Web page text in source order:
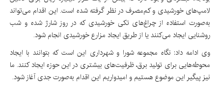
لامپ‌های خورشیدی و کم‌مصرف در نظر گرفته شده است. این اقدام می‌تواند
به‌صورت استفاده از چراغ‌های تکی خورشیدی که در روز شارژ شده و شب
روشنایی ایجاد می‌کنند یا از طریق ایجاد مزارع خورشیدی انجام شود.
‎وی ادامه داد: نگاه مجموعه شورا و شهرداری این است که بتوانند با ایجاد
محوطه‌هایی برای تولید برق، ظرفیت‌های بیشتری در این حوزه ایجاد کنند. ما
نیز پیگیر این موضوع هستیم و امیدواریم این اقدام به‌صورت جدی آغاز شود.